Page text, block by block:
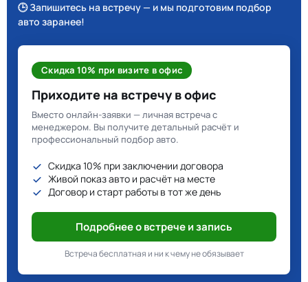
🕒 Запишитесь на встречу — и мы подготовим подбор
авто заранее!
Скидка 10% при визите в офис
Приходите на встречу в офис
Вместо онлайн-заявки — личная встреча с
менеджером. Вы получите детальный расчёт и
профессиональный подбор авто.
Скидка 10% при заключении договора
Живой показ авто и расчёт на месте
Договор и старт работы в тот же день
Подробнее о встрече и запись
Встреча бесплатная и ни к чему не обязывает